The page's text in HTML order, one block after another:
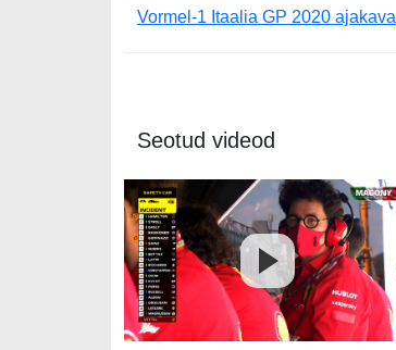
Vormel-1 Itaalia GP 2020 ajakava
Seotud videod